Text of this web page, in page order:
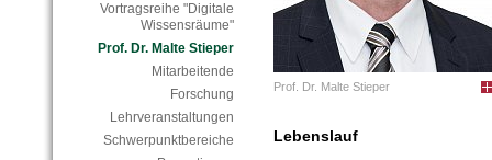
Vortragsreihe "Digitale
Wissensräume"
Prof. Dr. Malte Stieper
Mitarbeitende
Forschung
Lehrveranstaltungen
Schwerpunktbereiche
Prof. Dr. Malte Stieper
Lebenslauf